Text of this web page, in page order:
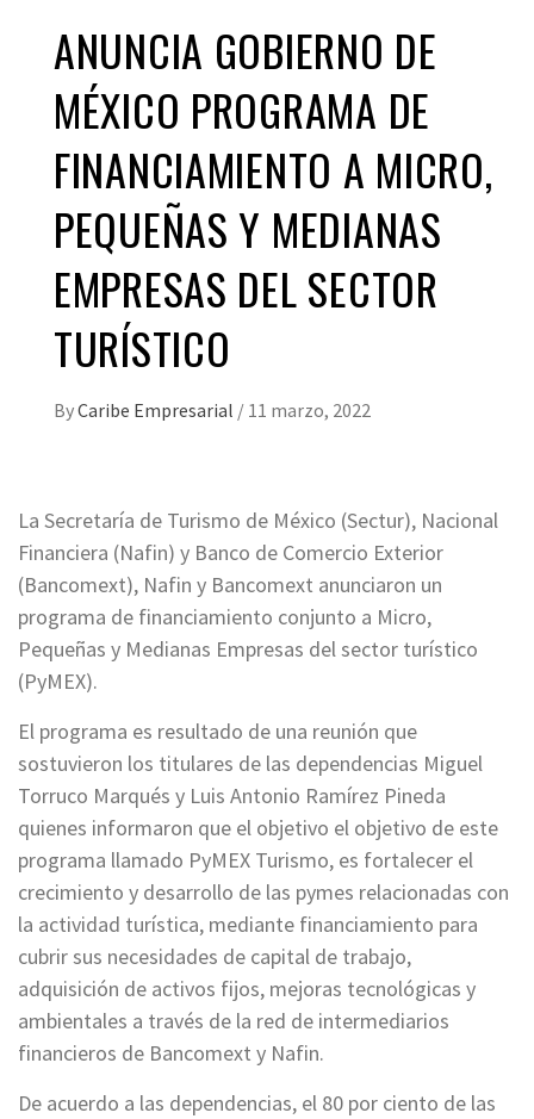
ANUNCIA GOBIERNO DE
MÉXICO PROGRAMA DE
FINANCIAMIENTO A MICRO,
PEQUEÑAS Y MEDIANAS
EMPRESAS DEL SECTOR
TURÍSTICO
ByCaribe Empresarial / 11 marzo, 2022
La Secretaría de Turismo de México (Sectur), Nacional
Financiera (Nafin) y Banco de Comercio Exterior
(Bancomext), Nafin y Bancomext anunciaron un
programa de financiamiento conjunto a Micro,
Pequeñas y Medianas Empresas del sector turístico
(PyMEX).
El programa es resultado de una reunión que
sostuvieron los titulares de las dependencias Miguel
Torruco Marqués y Luis Antonio Ramírez Pineda
quienes informaron que el objetivo el objetivo de este
programa llamado PyMEX Turismo, es fortalecer el
crecimiento y desarrollo de las pymes relacionadas con
la actividad turística, mediante financiamiento para
cubrir sus necesidades de capital de trabajo,
adquisición de activos fijos, mejoras tecnológicas y
ambientales a través de la red de intermediarios
financieros de Bancomext y Nafin.
De acuerdo a las dependencias, el 80 por ciento de las